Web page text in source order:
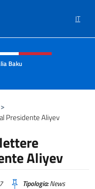
IT
e menù
Baku
>
Presidente Aliyev
Aliyev
Tipologia:News